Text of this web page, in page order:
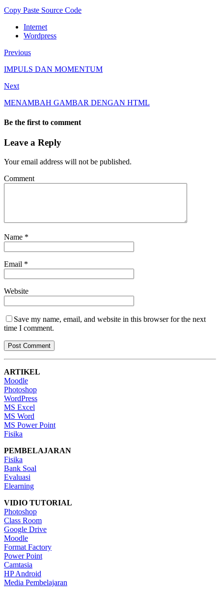
Copy Paste Source Code
Internet
Wordpress
Previous
IMPULS DAN MOMENTUM
Next
MENAMBAH GAMBAR DENGAN HTML
Be the first to comment
Leave a Reply
Your email address will not be published.
Comment
Name *
Email *
Website
Save my name, email, and website in this browser for the next
time I comment.
ARTIKEL
Moodle
Photoshop
WordPress
MS Excel
MS Word
MS Power Point
Fisika
PEMBELAJARAN
Fisika
Bank Soal
Evaluasi
Elearning
VIDIO TUTORIAL
Photoshop
Class Room
Google Drive
Moodle
Format Factory
Power Point
Camtasia
HP Android
Media Pembelajaran